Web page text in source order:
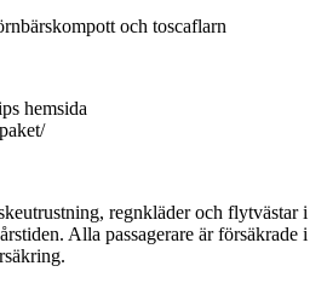
och toscaflarn
hemsida
regnkläder och flytvästar i
Alla passagerare är försäkrade i